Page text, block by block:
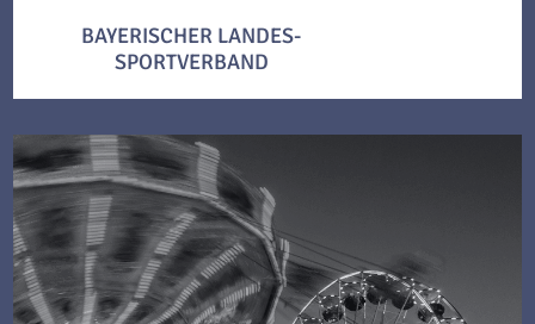
BAYERISCHER LANDES-
SPORTVERBAND